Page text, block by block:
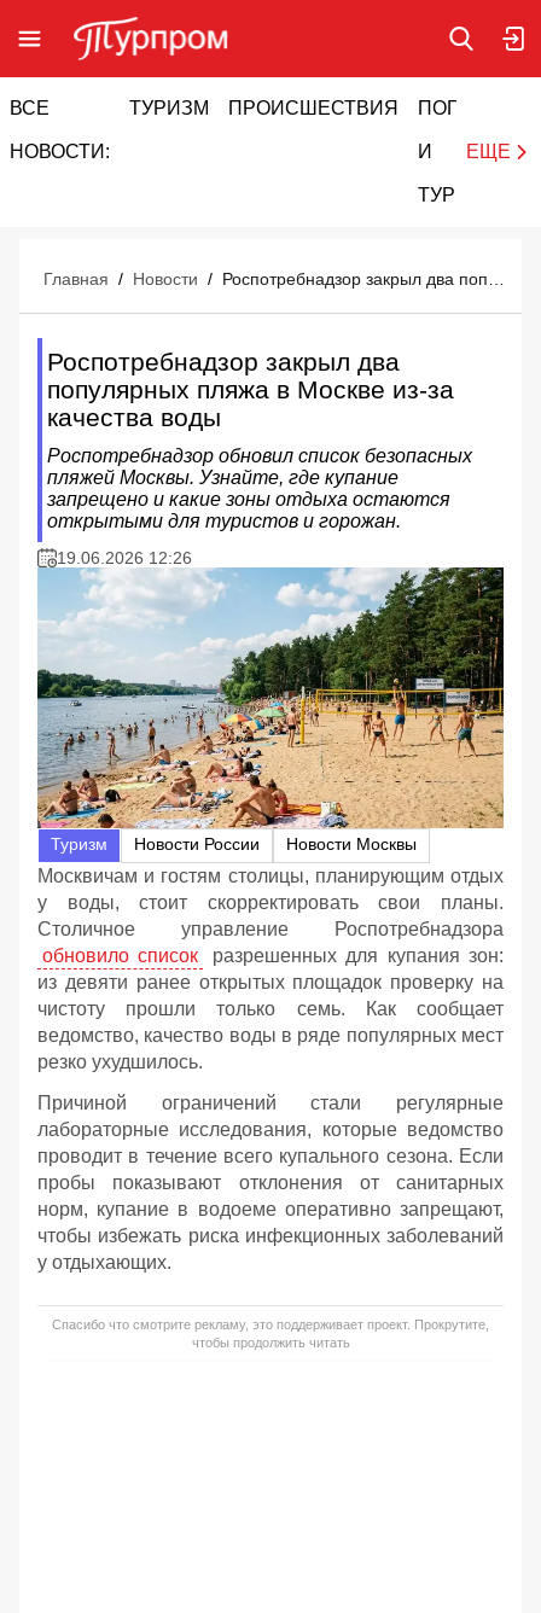
ВСЕ
НОВОСТИ:
ТУРИЗМ ПРОИСШЕСТВИЯ ПОГОДА
И
ТУРИЗМ
ЕЩЕ
Главная / Новости /
Роспотребнадзор закрыл два
популярных пляжа в Москве из-за
качества воды
Роспотребнадзор обновил список безопасных
пляжей Москвы. Узнайте, где купание
запрещено и какие зоны отдыха остаются
открытыми для туристов и горожан.
19.06.2026 12:26
Туризм Новости России Новости Москвы
Москвичам и гостям столицы, планирующим отдых
у воды, стоит скорректировать свои планы.
Столичное управление Роспотребнадзора
обновило список
разрешенных для купания зон:
из девяти ранее открытых площадок проверку на
чистоту прошли только семь. Как сообщает
ведомство, качество воды в ряде популярных мест
резко ухудшилось.
Причиной ограничений стали регулярные
лабораторные исследования, которые ведомство
проводит в течение всего купального сезона. Если
пробы показывают отклонения от санитарных
норм, купание в водоеме оперативно запрещают,
чтобы избежать риска инфекционных заболеваний
у отдыхающих.
Спасибо что смотрите рекламу, это поддерживает проект. Прокрутите,
чтобы продолжить читать